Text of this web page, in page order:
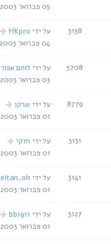
אחרונה
05 פברואר 2003, 21:42
3138
הודעה
אחרונה
על ידי HKpro
04 פברואר 2003, 17:29
5708
הודעה
אחרונה
על ידי לוחם אפור
03 פברואר 2003, 18:36
8779
הודעה
אחרונה
על ידי שרקן
01 פברואר 2003, 23:03
3131
הודעה
אחרונה
על ידי חזקי
01 פברואר 2003, 22:43
3141
הודעה
אחרונה
על ידי eitan_oh
01 פברואר 2003, 22:16
3127
הודעה
אחרונה
על ידי bb1911
01 פברואר 2003, 21:29